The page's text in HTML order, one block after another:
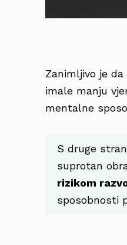
Zanimljivo je
imale manju
mentalne
S druge
suprotan
rizikom
sposobnosti